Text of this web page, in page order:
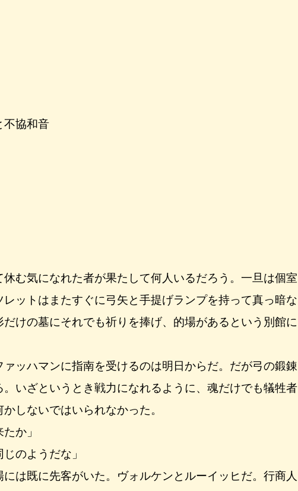
協和音
む気になれた者が果たして何人いるだろう。一旦は個室
レットはまたすぐに弓矢と手提げランプを持って真っ暗な
だけの墓にそれでも祈りを捧げ、的場があるという別館に
ッハマンに指南を受けるのは明日からだ。だが弓の鍛錬
。いざというとき戦力になれるように、魂だけでも犠牲者
しないではいられなかった。
か」
のようだな」
は既に先客がいた。ヴォルケンとルーイッヒだ。行商人